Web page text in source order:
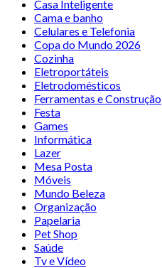
Casa Inteligente
Cama e banho
Celulares e Telefonia
Copa do Mundo 2026
Cozinha
Eletroportáteis
Eletrodomésticos
Ferramentas e Construção
Festa
Games
Informática
Lazer
Mesa Posta
Móveis
Mundo Beleza
Organização
Papelaria
Pet Shop
Saúde
Tv e Vídeo